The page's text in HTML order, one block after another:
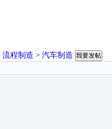
流程制造 > 汽车制造 我要发帖